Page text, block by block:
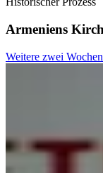
Armeniens
Weitere zwei